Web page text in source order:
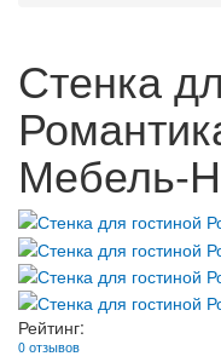
Стенка
Мебель-
Рейтинг:
0 отзывов